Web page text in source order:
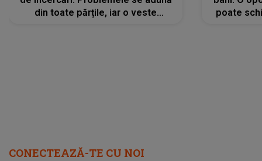
din toate părțile, iar o veste
poate
CONECTEAZĂ-TE CU NOI